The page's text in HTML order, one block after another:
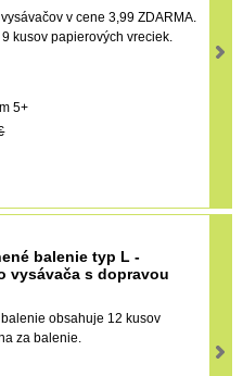
v cene 3,99 ZDARMA.
kusov papierových vreciek.
5+
balenie typ L -
vysávača s dopravou
obsahuje 12 kusov
za balenie.